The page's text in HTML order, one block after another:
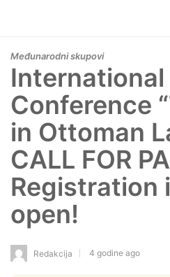
Međunarodni skupovi
International
Conference
in Ottoman
CALL FOR
Registration
open!
Redakcija 4 godine ago